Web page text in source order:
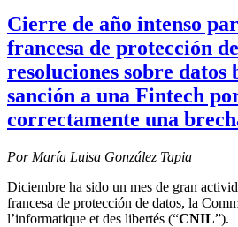
Cierre de año intenso
francesa de protección
resoluciones sobre datos
sanción a una Fintech
correctamente una
Por María Luisa González Tapia
Diciembre ha sido un mes de gran
francesa de protección de datos, la
l’informatique et des libertés (“CNIL”).